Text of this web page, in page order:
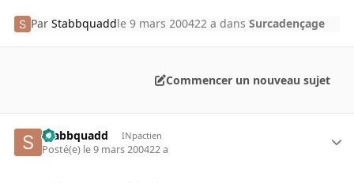
ParStabbquaddle 9 mars 200422 a dansSurcadençage
Commencer un nouveau sujet
Stabbquadd INpactien
Posté(e) le 9 mars 200422 a